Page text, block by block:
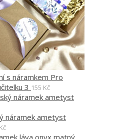
s náramkem Pro
3 155 Kč
náramek ametyst
Kč